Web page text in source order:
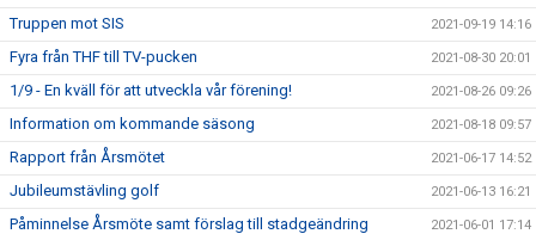
Truppen mot SIS 2021-09-19 14:16
Fyra från THF till TV-pucken 2021-08-30 20:01
1/9 - En kväll för att utveckla vår förening! 2021-08-26 09:26
Information om kommande säsong 2021-08-18 09:57
Rapport från Årsmötet 2021-06-17 14:52
Jubileumstävling golf 2021-06-13 16:21
Påminnelse Årsmöte samt förslag till stadgeändring 2021-06-01 17:14